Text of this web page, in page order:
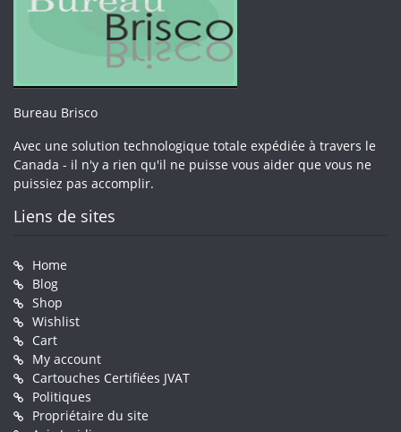
Bureau Brisco
Avec une solution technologique totale expédiée à travers le
Canada - il n'y a rien qu'il ne puisse vous aider que vous ne
puissiez pas accomplir.
Liens de sites
Home
Blog
Shop
Wishlist
Cart
My account
Cartouches Certifiées JVAT
Politiques
Propriétaire du site